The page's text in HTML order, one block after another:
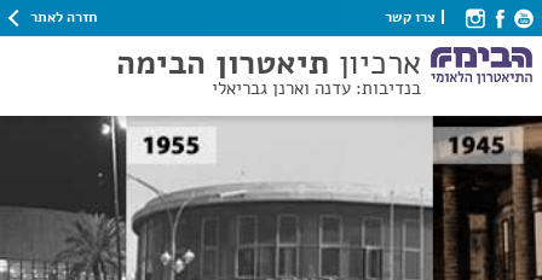
צרו קשר חזרה לאתר
ארכיון תיאטרון הבימה
בנדיבות: עדנה וארנן גבריאלי